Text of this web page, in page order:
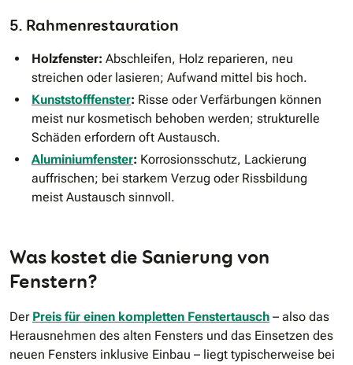
5. Rahmenrestauration
Holzfenster: Abschleifen, Holz reparieren, neu
streichen oder lasieren; Aufwand mittel bis hoch.
Kunststofffenster: Risse oder Verfärbungen können
meist nur kosmetisch behoben werden; strukturelle
Schäden erfordern oft Austausch.
Aluminiumfenster: Korrosionsschutz, Lackierung
auffrischen; bei starkem Verzug oder Rissbildung
meist Austausch sinnvoll.
Was kostet die Sanierung von
Fenstern?
Der Preis für einen kompletten Fenstertausch – also das
Herausnehmen des alten Fensters und das Einsetzen des
neuen Fensters inklusive Einbau – liegt typischerweise bei